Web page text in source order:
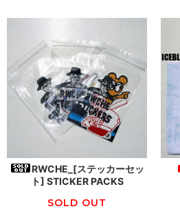
RWCHE_[ステッカーセッ
ト] STICKER PACKS
SOLD OUT